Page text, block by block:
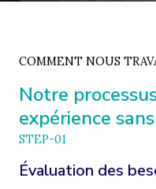
COMMENT NOUS
Notre
expérience
STEP-01
Évaluation des